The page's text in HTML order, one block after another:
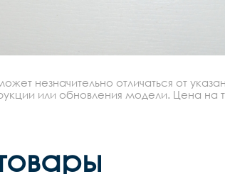
незначительно отличаться от
или обновления модели. Цена на